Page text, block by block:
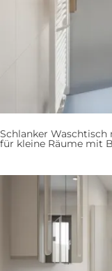
Schlanker
für kleine Räume mit